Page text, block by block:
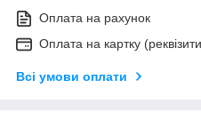
Оплата на рахунок
Оплата на картку
Всі умови оплати